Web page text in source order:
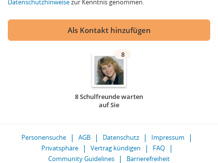
Datenschutzhinweisezur Kenntnis genommen.
Als Kontakt hinzufügen
8
8 Schulfreunde warten
auf Sie
Personensuche AGB Datenschutz
Impressum
Privatsphäre
Vertrag kündigen
FAQ
Community Guidelines
Barrierefreiheit